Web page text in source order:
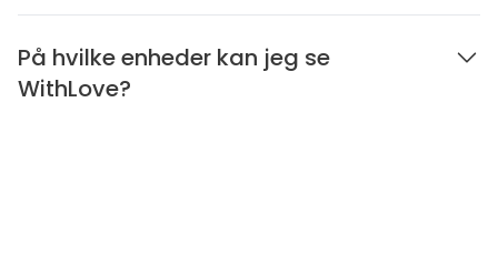
På hvilke enheder kan jeg se
WithLove?